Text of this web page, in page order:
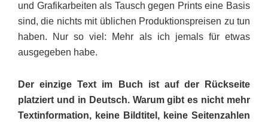
und Grafikarbeiten als Tausch gegen Prints eine Basis
sind, die nichts mit üblichen Produktions­preisen zu tun
haben. Nur so viel: Mehr als ich jemals für etwas
ausgegeben habe.
Der einzige Text im Buch ist auf der Rückseite
platziert und in Deutsch. Warum gibt es nicht mehr
Textinformation, keine Bildtitel, keine Seitenzahlen